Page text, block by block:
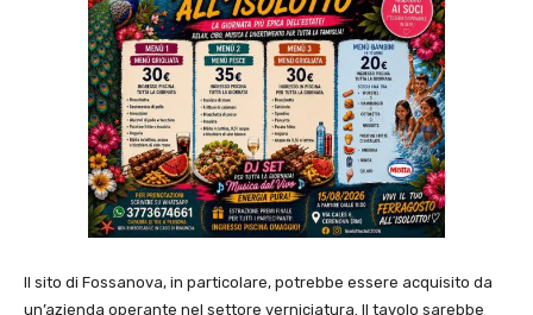
Il sito di Fossanova, in particolare, potrebbe essere acquisito da
un’azienda operante nel settore verniciatura. Il tavolo sarebbe